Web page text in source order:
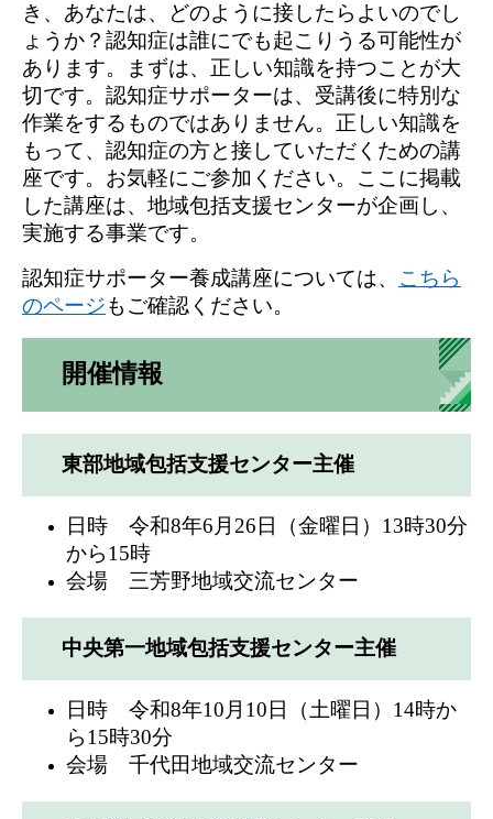
き、あなたは、どのように接したらよいのでし
ょうか？認知症は誰にでも起こりうる可能性が
あります。まずは、正しい知識を持つことが大
切です。認知症サポーターは、受講後に特別な
作業をするものではありません。正しい知識を
もって、認知症の方と接していただくための講
座です。お気軽にご参加ください。ここに掲載
した講座は、地域包括支援センターが企画し、
実施する事業です。
認知症サポーター養成講座については、 こちら
のページもご確認ください。
開催情報
東部地域包括支援センター主催
日時 令和8年6月26日（金曜日）13時30分
から15時
会場 三芳野地域交流センター
中央第一地域包括支援センター主催
日時 令和8年10月10日（土曜日）14時か
ら15時30分
会場 千代田地域交流センター